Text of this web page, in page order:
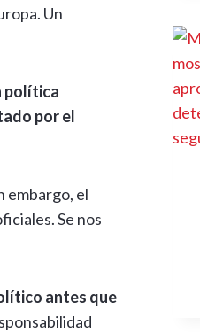
Un
política
por el
embargo, el
Se nos
antes que